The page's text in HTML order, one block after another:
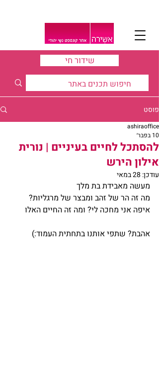
שידור חי
פוסט
להסתכל לחיים בעיניים | נורית
אילון הירש
ashiraoffice
10 בפבר׳
עודכן: 28 במאי
מעשה מאבידת בת מלך
מה זה הר של זהב ומבצר של מרגליות?
איפה אני מחכה לי? ומה זה החיים האלו
אהבת? שתפי אותנו בתחתית העמוד:)